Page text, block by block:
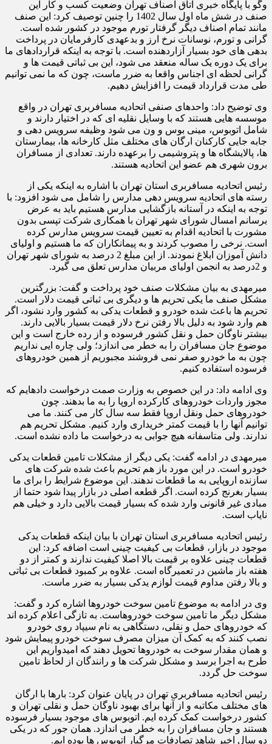
وگو با پایگاه خبری اتاق اصناف تهران وضعیت کسب و کار این
صنف در شش ماه اول سال 1402 را چنین توصیف کرد: این صنف
مانند تمام اصناف دیگر گرفتار تورم موجود در کشور شده است.
گرانی و تورم، نوسانات نرخ ارز و بدعهدی کارفرمایان در پرداخت
بدهی های خود بسیار آزاردهنده است. با توجه به اینکه قراردادهای ما
برای یک دوره یک ساله منعقد می شود، این بی ثباتی قیمت ها و
گرانی لحظه ای اجناس واقعا به ضرر ماست، چون که ما نمی توانیم
طی مدت قرارداد قیمت را افزایش دهیم.
وی توضیح داد: واحدهای صنفی اتحادیه مسافربری تهران در واقع
موسسه هایی هستند که با وسایل نقلیه ای که در اختیار دارند و
شامل اتوبوس، مینی بوس و ون می شود وظیفه سرویس دهی و
جابه جایی کارکنان ارگان های مختلف مثل کارخانه ها، بیمارستان
ها، پالایشگاه ها و پتروشیمی را برعهده دارند. تعدادی از مسافران
برون شهری هم عضو این اتحادیه هستند.
رئیس اتحادیه مسافربری استان تهران با اشاره به اینکه یکی از
رسته های اتحادیه سرویس دهی مدارس را شامل می شود افزود: با
توجه به اینکه در آستانه بازگشایی مدارس هستیم باید به عرض
برسانم امسال شورای شهر تهران با همکاری شرکت تپسی بدون
مشورت با اتحادیه اقدام به تعیین قیمت سرویس مدارس کرده
است. نرخی را مصوب کردند و به پیمانکاران که ما هستیم و اولیای
دانش آموزان ابلاغ نمودند. از این مبلغ 2 درصد به شورای شهر تهران
و 2درصد به انجمن اولیای مربیان مدارس تعلق می گیرد.
میرمهدی به بیان مشکلات صنف خود پرداخت و گفت: بزرگترین
مشکل صنف ما یکی تحریم ها و دیگری بی ثباتی قیمت دلار است.
تحریم ها باعث شده خودرو و قطعات یدکی به کشور وارد نشود، اگر
هم وارد شود به دلیل بالا رفتن نرخ دلار قیمت بسیار بالایی دارند.
بیشتر ناوگان حمل و نقل کشور فرسوده و از رده خارج است و این
موضوع جان مسافران را به خطر می اندازد؛ ولی چاره ایی نداریم
چون به ما خودرو صفر نمی فروشند مجبوریم از همین خودروهای
فرسوده استفاده کنیم.
وی ادامه داد: در این خصوص به وزارت صمت درخواست داده‎ایم که
مجوز واردات خودروهای کارکرده اروپا را به ما بدهند. چون
خودروهای حمل ونقل اروپا فقط سه سال کار می کنند. ما می
توانیم آنها را با قیمت کمتر خریداری وارد کنیم. مشکل تحریم هم
ندارند. ولی متاسفانه هیچ جوابی به درخواست ما داده نشده است.
میرمهدی در ادامه گفت: یکی دیگر از مشکلات تامین قطعات یدکی
خودرو است. در این مورد باز هم تحریم باعث شده شرکت های
سازنده اروپایی به ما قطعات ندهند. این موضوع شرایط را برای ما
بسیار بغرنج کرده است. اگر قطعه اصلی در بازار پیدا شود حتما از
مبادی غیر قانونی وارد شده که بسیار قیمت بالایی دارد و خیلی هم
نایاب است.
رئیس اتحادیه مسافربری استان تهران با بیان اینکه قطعات یدکی
موجود در بازار، قطعات بی کیفیت چینی است اضافه کرد: این
قطعات چینی علاوه بر قیمت بالا اصلا کیفیت ندارند و کمتر از دو
هفته باز ماشین در تعمیرگاه است. علاوه بر کمبود قطعات بی ثباتی
و بالا رفتن مداوم قیمت لوازم یدکی بسیار به ضرر ماست.
وی در ادامه به موضوع تامین سوخت خودروها اشاره کرد و گفت:
مشکل دیگر ما تامین سوخت خودروهاست. به تازگی اعلام کرده اند
که خودروهای حمل و نقلی، دستگاهی به نام سیپاد روی خودرو
نصب کنند که به کمک آن میزان مصرف سوخت خودرو پیمایش شود
و همان مقدار سوخت به خودروها تحویل دهند که امیدواریم این
طرح به اجرا برسد و مشکل شرکت ها و رانندگان از لحاظ تامین
سوخت حل گردد.
رئیس اتحادیه مسافربری تهران در پایان عنوان کرد: بارها با ارگان
های مختلف مکاتبه و از آنها برای بهبود ناوگان حمل و نقلی تهران و
کشور درخواست کمک کرده ایم. اتوبوس های موجود بسیار فرسوده
هستند و جان مسافران را به خطر می اندازد. همان جور که در یکی
دو سال اخیر شاهد تصادفات مرگبار اتوبوس ها بوده ایم.